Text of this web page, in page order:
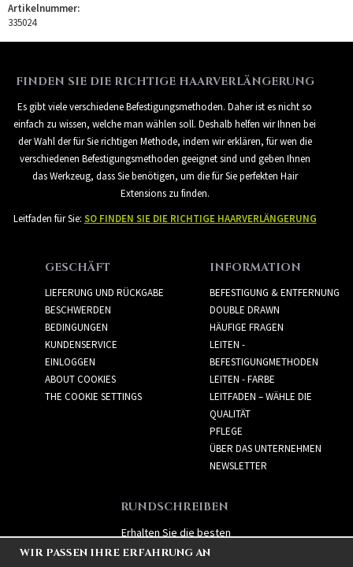
Artikelnummer:
335024
FINDEN SIE DIE RICHTIGE HAARVERLÄNGERUNG
Es gibt viele verschiedene Befestigungsmethoden. Daher ist es nicht so
einfach zu wissen, welche man wählen soll. Deshalb helfen wir Ihnen bei
der Wahl der für Sie richtigen Methode, indem wir erklären, für wen die
verschiedenen Befestigungsmethoden geeignet sind und geben Ihnen
das Werkzeug, dass Sie benötigen, um die für Sie perfekten Hair
Extensions zu finden.
Leitfaden für Sie: SO FINDEN SIE DIE RICHTIGE HAARVERLÄNGERUNG
GESCHÄFT
LIEFERUNG UND RÜCKGABE
BESCHWERDEN
BEDINGUNGEN
KUNDENSERVICE
EINLOGGEN
ABOUT COOKIES
THE COOKIE SETTINGS
INFORMATION
BEFESTIGUNG & ENTFERNUNG
DOUBLE DRAWN
HÄUFIGE FRAGEN
LEITEN -
BEFESTIGUNGMETHODEN
LEITEN - FARBE
LEITFADEN – WÄHLE DIE
QUALITÄT
PFLEGE
ÜBER DAS UNTERNEHMEN
NEWSLETTER
RUNDSCHREIBEN
Erhalten Sie die besten
Angebote und spannende
WIR PASSEN IHRE ERFAHRUNG AN